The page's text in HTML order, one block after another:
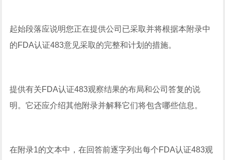
起始段落应说明您正在提供公司已采取并将根据本附录中
的FDA认证483意见采取的完整和计划的措施。
提供有关FDA认证483观察结果的布局和公司答复的说
明。它还应介绍其他附录并解释它们将包含哪些信息。
在附录1的文本中，在回答前逐字列出每个FDA认证483观